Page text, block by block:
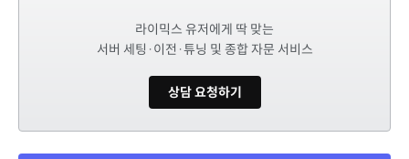
라이믹스 유저에게 딱 맞는
서버 세팅·이전·튜닝 및 종합 자문 서비스
상담 요청하기